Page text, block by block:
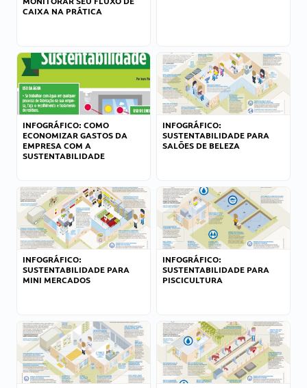
CAIXA NA PRÁTICA
INFOGRÁFICO: COMO
ECONOMIZAR GASTOS DA
EMPRESA COM A
SUSTENTABILIDADE
INFOGRÁFICO:
SUSTENTABILIDADE PARA
SALÕES DE BELEZA
INFOGRÁFICO:
SUSTENTABILIDADE PARA
MINI MERCADOS
INFOGRÁFICO:
SUSTENTABILIDADE PARA
PISCICULTURA